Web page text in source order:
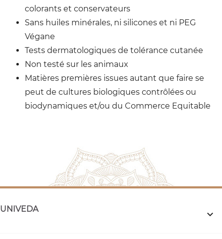
colorants et conservateurs
Sans huiles minérales, ni silicones et ni PEG
Végane
Tests dermatologiques de tolérance cutanée
Non testé sur les animaux
Matières premières issues autant que faire se
peut de cultures biologiques contrôlées ou
biodynamiques et/ou du Commerce Equitable
UNIVEDA 